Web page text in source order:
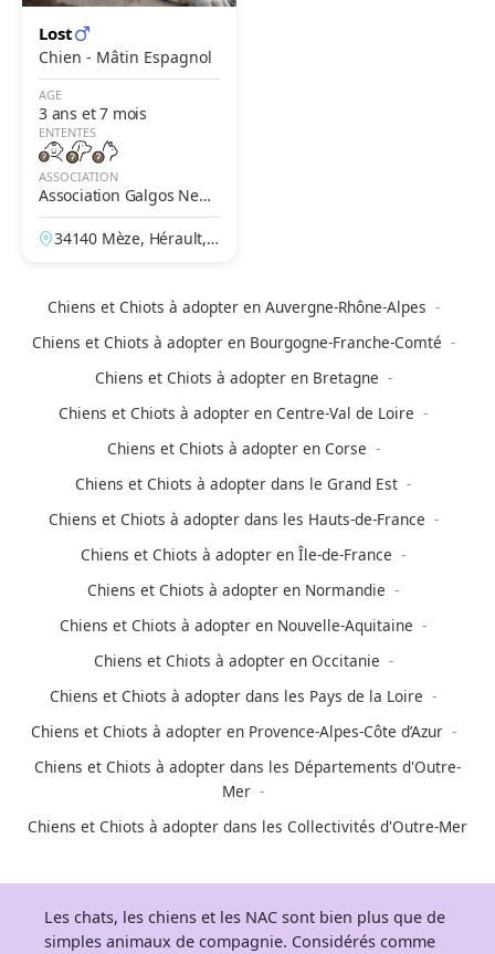
Lost
Chien - Mâtin Espagnol
AGE
3 ans et 7 mois
ENTENTES
ASSOCIATION
Association Galgos New
Life
34140 Mèze, Hérault, F
Chiens et Chiots à adopter en Auvergne-Rhône-Alpes
Chiens et Chiots à adopter en Bourgogne-Franche-Comté
Chiens et Chiots à adopter en Bretagne
Chiens et Chiots à adopter en Centre-Val de Loire
Chiens et Chiots à adopter en Corse
Chiens et Chiots à adopter dans le Grand Est
Chiens et Chiots à adopter dans les Hauts-de-France
Chiens et Chiots à adopter en Île-de-France
Chiens et Chiots à adopter en Normandie
Chiens et Chiots à adopter en Nouvelle-Aquitaine
Chiens et Chiots à adopter en Occitanie
Chiens et Chiots à adopter dans les Pays de la Loire
Chiens et Chiots à adopter en Provence-Alpes-Côte d’Azur
Chiens et Chiots à adopter dans les Départements d'Outre-
Mer
Chiens et Chiots à adopter dans les Collectivités d'Outre-Mer
Les chats, les chiens et les NAC sont bien plus que de
simples animaux de compagnie. Considérés comme